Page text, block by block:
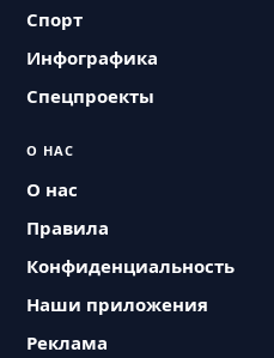
Спорт
Инфографика
Спецпроекты
О НАС
О нас
Правила
Конфиденциальность
Наши приложения
Реклама